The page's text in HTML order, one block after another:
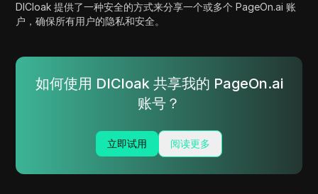
DICloak 提供了一种安全的方式来分享一个或多个 PageOn.ai 账
户，确保所有用户的隐私和安全。
如何使用 DICloak 共享我的 PageOn.ai
账号？
立即试用 阅读更多